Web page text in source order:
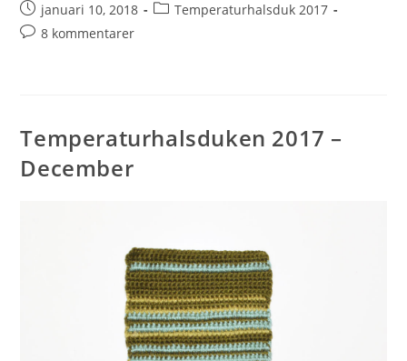
januari 10, 2018
Temperaturhalsduk 2017
8 kommentarer
Temperaturhalsduken 2017 –
December